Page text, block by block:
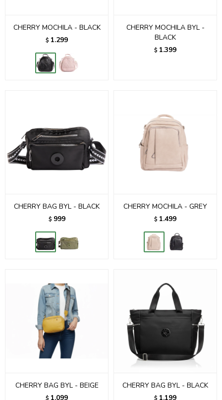
CHERRY MOCHILA - BLACK
$ 1.299
CHERRY MOCHILA BYL -
BLACK
$ 1.399
CHERRY BAG BYL - BLACK
$ 999
CHERRY MOCHILA - GREY
$ 1.499
CHERRY BAG BYL - BEIGE
$ 1.099
CHERRY BAG BYL - BLACK
$ 1.199